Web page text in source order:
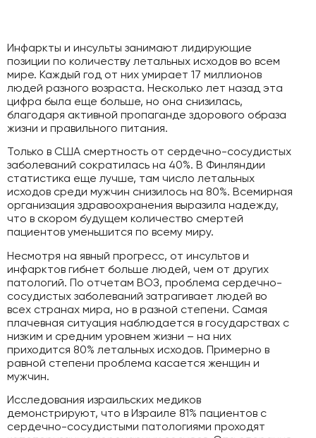
Инфаркты и инсульты занимают лидирующие
позиции по количеству летальных исходов во всем
мире. Каждый год от них умирает 17 миллионов
людей разного возраста. Несколько лет назад эта
цифра была еще больше, но она снизилась,
благодаря активной пропаганде здорового образа
жизни и правильного питания.
Только в США смертность от сердечно-сосудистых
заболеваний сократилась на 40%. В Финляндии
статистика еще лучше, там число летальных
исходов среди мужчин снизилось на 80%. Всемирная
организация здравоохранения выразила надежду,
что в скором будущем количество смертей
пациентов уменьшится по всему миру.
Несмотря на явный прогресс, от инсультов и
инфарктов гибнет больше людей, чем от других
патологий. По отчетам ВОЗ, проблема сердечно-
сосудистых заболеваний затрагивает людей во
всех странах мира, но в разной степени. Самая
плачевная ситуация наблюдается в государствах с
низким и средним уровнем жизни – на них
приходится 80% летальных исходов. Примерно в
равной степени проблема касается женщин и
мужчин.
Исследования израильских медиков
демонстрируют, что в Израиле 81% пациентов с
сердечно-сосудистыми патологиями проходят